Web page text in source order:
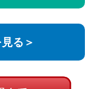
る＞